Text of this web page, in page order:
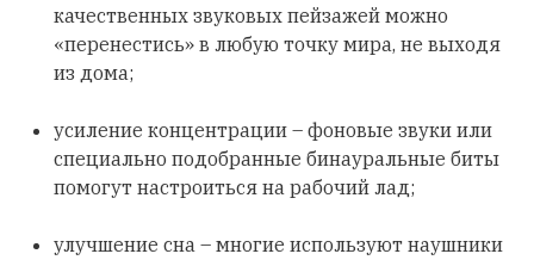
качественных звуковых пейзажей можно
«перенестись» в любую точку мира, не выходя
из дома;
усиление концентрации – фоновые звуки или
специально подобранные бинауральные биты
помогут настроиться на рабочий лад;
улучшение сна – многие используют наушники